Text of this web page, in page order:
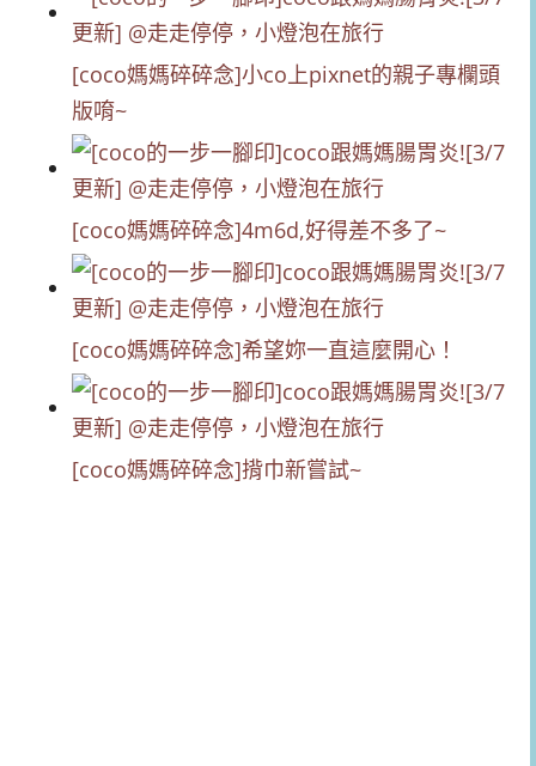
[coco媽媽碎碎念]小co上pixnet的親子專欄頭
版唷~
[coco媽媽碎碎念]4m6d,好得差不多了~
[coco媽媽碎碎念]希望妳一直這麼開心！
[coco媽媽碎碎念]揹巾新嘗試~